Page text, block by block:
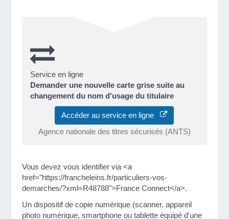
Service en ligne
Demander une nouvelle carte grise suite au
changement du nom d'usage du titulaire
Accéder au service en ligne
Agence nationale des titres sécurisés (ANTS)
Vous devez vous identifier via <a
href="https://francheleins.fr/particuliers-vos-
demarches/?xml=R48788">France Connect</a>.
Un dispositif de copie numérique (scanner, appareil
photo numérique, smartphone ou tablette équipé d'une